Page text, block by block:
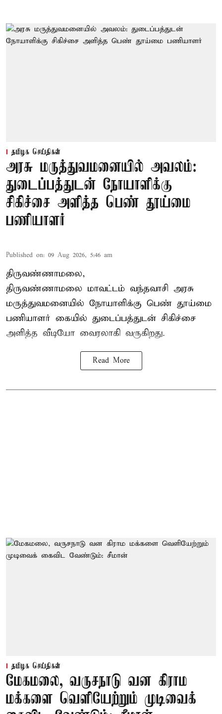
தமிழக செய்திகள்
அரசு மருத்துவமனையில் அவலம்:
துடைப்பத்துடன் நோயாளிக்கு
சிகிச்சை அளித்த பெண் தூய்மை
பணியாளர்
Published on: 09 Aug 2026, 5:46 am
திருவண்ணாமலை,
திருவண்ணாமலை மாவட்டம் வந்தவாசி அரசு
மருத்துவமனையில் நோயாளிக்கு பெண் தூய்மை
பணியாளர் கையில் துடைப்பத்துடன் சிகிச்சை
அளித்த வீடியோ வைரலாகி வருகிறது.
Read More
தமிழக செய்திகள்
மேகமலை, வருசநாடு வன கிராம
மக்களை வெளியேற்றும் முடிவைக்